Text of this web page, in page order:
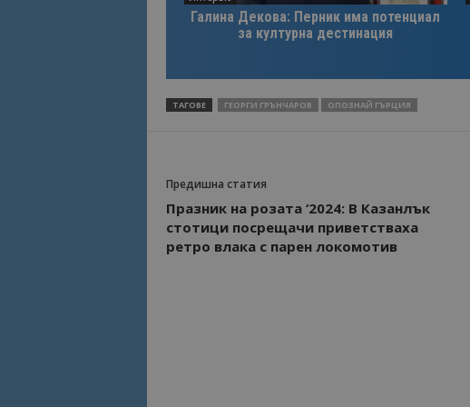
Галина Декова: Перник има потенциал
за културна дестинация
ТАГОВЕ ГЕОРГИ ГРЪНЧАРОВ ОПОЗНАЙ ГЪРЦИЯ
Предишна статия
Празник на розата ‘2024: В Казанлък
стотици посрещачи приветстваха
ретро влака с парен локомотив